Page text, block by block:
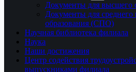
Документы для высшего
Документы для среднего
образования (СПО)
Научная библиотека филиала
Наука
Наши достижения
Центр содействия
выпускниками филиала